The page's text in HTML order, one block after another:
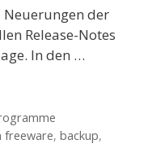
der
Release-Notes
In den …
freeware, backup,